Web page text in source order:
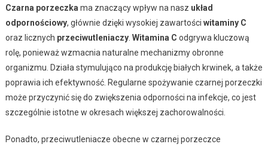
Czarna porzeczka ma znaczący wpływ na nasz układ
odpornościowy, głównie dzięki wysokiej zawartości witaminy C
oraz licznych przeciwutleniaczy. Witamina C odgrywa kluczową
rolę, ponieważ wzmacnia naturalne mechanizmy obronne
organizmu. Działa stymulująco na produkcję białych krwinek, a także
poprawia ich efektywność. Regularne spożywanie czarnej porzeczki
może przyczynić się do zwiększenia odporności na infekcje, co jest
szczególnie istotne w okresach większej zachorowalności.
Ponadto, przeciwutleniacze obecne w czarnej porzeczce